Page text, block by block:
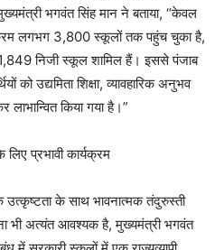
भगवंत सिंह मान ने बताया, “केवल
लगभग 3,800 स्कूलों तक पहुंच चुका है,
निजी स्कूल शामिल हैं। इससे पंजाब
को उद्यमिता शिक्षा, व्यावहारिक अनुभव
किया गया है।”
लिए प्रभावी कार्यक्रम
उत्कृष्टता के साथ भावनात्मक तंदुरुस्ती
भी अत्यंत आवश्यक है, मुख्यमंत्री भगवंत